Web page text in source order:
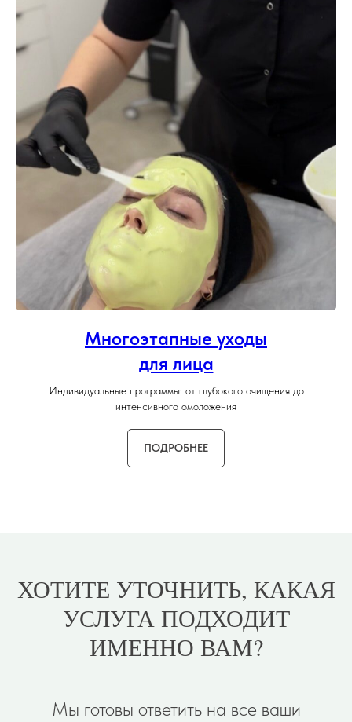
Многоэтапные уходы
для лица
Индивидуальные программы: от глубокого очищения до
интенсивного омоложения
ПОДРОБНЕЕ
ХОТИТЕ УТОЧНИТЬ, КАКАЯ
УСЛУГА ПОДХОДИТ
ИМЕННО ВАМ?
Мы готовы ответить на все ваши